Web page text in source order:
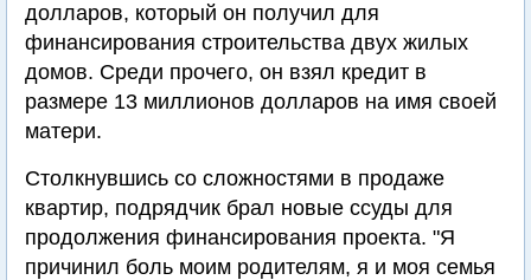
долларов, который он получил для
финансирования строительства двух жилых
домов. Среди прочего, он взял кредит в
размере 13 миллионов долларов на имя своей
матери.
Столкнувшись со сложностями в продаже
квартир, подрядчик брал новые ссуды для
продолжения финансирования проекта. "Я
причинил боль моим родителям, я и моя семья